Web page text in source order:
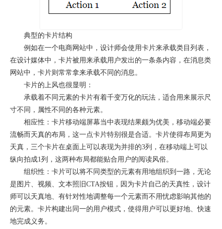
典型的卡片结构
例如在一个电商网站中，设计师会使用卡片来承载类目列表，
在设计媒体中，卡片被用来承载用户发出的一条条内容，在消息类
网站中，卡片则常常拿来承载不同的消息。
卡片的上风也很显明：
承载着不同元素的卡片有着千变万化的玩法，适合用来展示尺
寸不同，属性不同的各种元素。
相应性：卡片移动端屏幕当中表现结果颇为优美，移动端必要
流畅而天真的布局，这一点卡片特别很是合适。卡片使得布局更为
天真，三个卡片在桌面上可以表现为并排的3列，在移动端上可以
纵向拍成1列，这两种布局都能贴合用户的阅读风俗。
组织性：卡片可以将不同类型的元素有用地组织到一路，无论
是图片、视频、文本照旧CTA按钮，因为卡片自己的天真性，设计
师可以天真地、有针对性地调整每一个元素而不用忧虑影响其他的
的元素。卡片构建出同一的用户模式，使得用户可以更好地、快速
地完成义务。